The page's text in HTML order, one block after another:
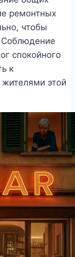
ремонтных
чтобы
Соблюдение
спокойного
к
этой